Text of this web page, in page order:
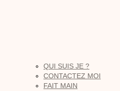
QUI SUIS JE ?
CONTACTEZ MOI
FAIT MAIN